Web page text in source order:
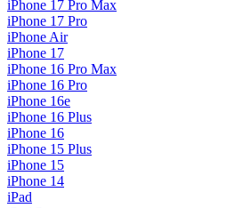
iPhone 17 Pro Max
iPhone 17 Pro
iPhone Air
iPhone 17
iPhone 16 Pro Max
iPhone 16 Pro
iPhone 16e
iPhone 16 Plus
iPhone 16
iPhone 15 Plus
iPhone 15
iPhone 14
iPad